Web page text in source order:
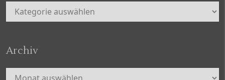
Kategorien
Archiv
Archiv